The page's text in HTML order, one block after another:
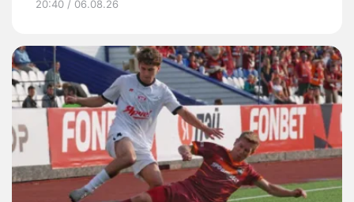
20:40 / 06.08.26